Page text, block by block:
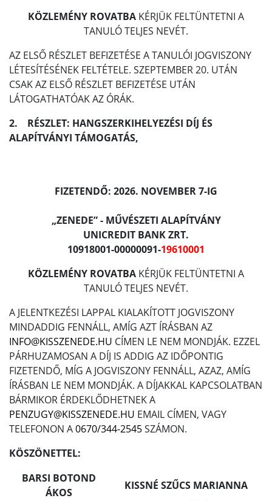
KÖZLEMÉNY ROVATBA KÉRJÜK FELTÜNTETNI A
TANULÓ TELJES NEVÉT.
AZ ELSŐ RÉSZLET BEFIZETÉSE A TANULÓI JOGVISZONY
LÉTESÍTÉSÉNEK FELTÉTELE. SZEPTEMBER 20. UTÁN
CSAK AZ ELSŐ RÉSZLET BEFIZETÉSE UTÁN
LÁTOGATHATÓAK AZ ÓRÁK.
2. RÉSZLET: HANGSZERKIHELYEZÉSI DÍJ ÉS
ALAPÍTVÁNYI TÁMOGATÁS,
FIZETENDŐ: 2026. NOVEMBER 7-IG
„ZENEDE” - MŰVÉSZETI ALAPÍTVÁNY
UNICREDIT BANK ZRT.
10918001-00000091-19610001
KÖZLEMÉNY ROVATBA KÉRJÜK FELTÜNTETNI A
TANULÓ TELJES NEVÉT.
A JELENTKEZÉSI LAPPAL KIALAKÍTOTT JOGVISZONY
MINDADDIG FENNÁLL, AMÍG AZT ÍRÁSBAN AZ
INFO@KISSZENEDE.HU CÍMEN LE NEM MONDJÁK. EZZEL
PÁRHUZAMOSAN A DÍJ IS ADDIG AZ IDŐPONTIG
FIZETENDŐ, MÍG A JOGVISZONY FENNÁLL, AZAZ, AMÍG
ÍRÁSBAN LE NEM MONDJÁK. A DÍJAKKAL KAPCSOLATBAN
BÁRMIKOR ÉRDEKLŐDHETNEK A
PENZUGY@KISSZENEDE.HU EMAIL CÍMEN, VAGY
TELEFONON A0670/344-2545SZÁMON.
KÖSZÖNETTEL:
BARSI BOTOND
ÁKOS
KISSNÉ SZŰCS MARIANNA